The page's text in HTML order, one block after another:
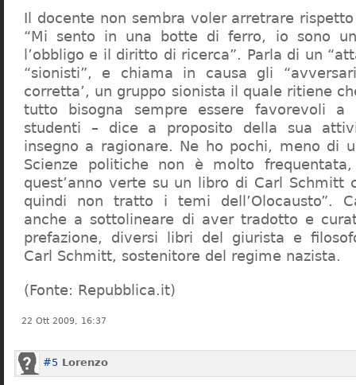
Il docente non sembra voler arretrare
“Mi sento in una botte di ferro, io sono
l’obbligo e il diritto di ricerca”. Parla di un
“sionisti”, e chiama in causa gli
corretta’, un gruppo sionista il quale ritiene
tutto bisogna sempre essere favorevoli a
studenti – dice a proposito della sua
insegno a ragionare. Ne ho pochi, meno di
Scienze politiche non è molto
quest’anno verte su un libro di Carl Schmitt
quindi non tratto i temi dell’Olocausto”.
anche a sottolineare di aver tradotto e
prefazione, diversi libri del giurista e
Carl Schmitt, sostenitore del regime nazista.
(Fonte: Repubblica.it)
22 Ott 2009, 16:37
#5 Lorenzo